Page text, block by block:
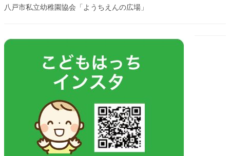
八戸市私立幼稚園協会「ようちえんの広場」